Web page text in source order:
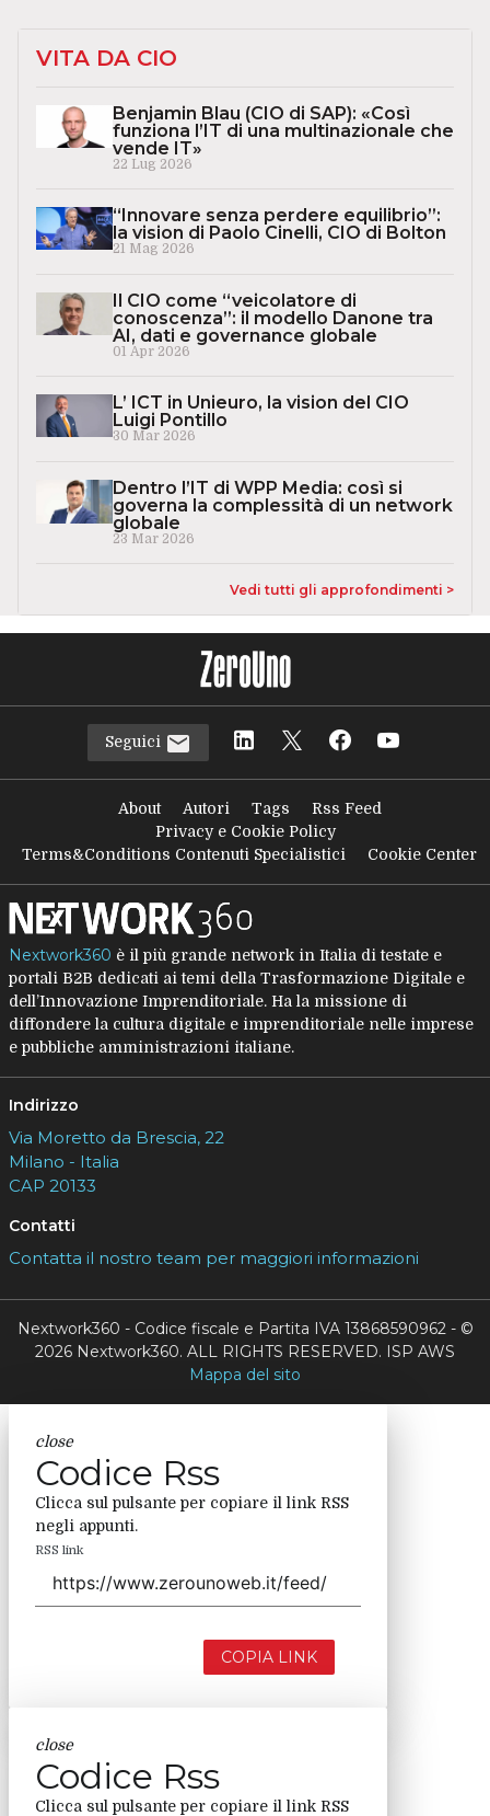
VITA DA CIO
Benjamin Blau (CIO di SAP): «Così
funziona l’IT di una multinazionale che
vende IT»
22 Lug 2026
“Innovare senza perdere equilibrio”:
la vision di Paolo Cinelli, CIO di Bolton
21 Mag 2026
Il CIO come “veicolatore di
conoscenza”: il modello Danone tra
AI, dati e governance globale
01 Apr 2026
L’ ICT in Unieuro, la vision del CIO
Luigi Pontillo
30 Mar 2026
Dentro l’IT di WPP Media: così si
governa la complessità di un network
globale
23 Mar 2026
Vedi tutti gli approfondimenti >
Seguici
About Autori Tags
Rss Feed
Privacy e Cookie Policy
Terms&Conditions Contenuti Specialistici
Cookie Center
Nextwork360 è il più grande network in Italia di testate e
portali B2B dedicati ai temi della Trasformazione Digitale e
dell’Innovazione Imprenditoriale. Ha la missione di
diffondere la cultura digitale e imprenditoriale nelle imprese
e pubbliche amministrazioni italiane.
Indirizzo
Via Moretto da Brescia, 22
Milano - Italia
CAP 20133
Contatti
Contatta il nostro team per maggiori informazioni
Nextwork360 - Codice fiscale e Partita IVA 13868590962 - ©
2026 Nextwork360. ALL RIGHTS RESERVED. ISP AWS
Mappa del sito
close
Codice Rss
Clicca sul pulsante per copiare il link RSS
negli appunti.
RSS link
COPIA LINK
close
Codice Rss
Clicca sul pulsante per copiare il link RSS